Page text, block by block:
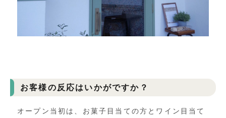
お客様の反応はいかがですか？
オープン当初は、お菓子目当ての方とワイン目当て